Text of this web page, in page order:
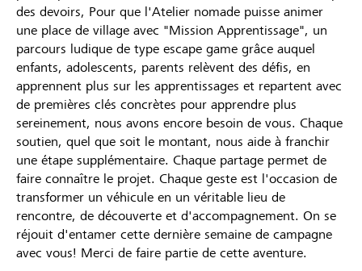
des devoirs, Pour que l'Atelier nomade puisse animer
une place de village avec "Mission Apprentissage", un
parcours ludique de type escape game grâce auquel
enfants, adolescents, parents relèvent des défis, en
apprennent plus sur les apprentissages et repartent avec
de premières clés concrètes pour apprendre plus
sereinement, nous avons encore besoin de vous. Chaque
soutien, quel que soit le montant, nous aide à franchir
une étape supplémentaire. Chaque partage permet de
faire connaître le projet. Chaque geste est l'occasion de
transformer un véhicule en un véritable lieu de
rencontre, de découverte et d'accompagnement. On se
réjouit d'entamer cette dernière semaine de campagne
avec vous! Merci de faire partie de cette aventure.